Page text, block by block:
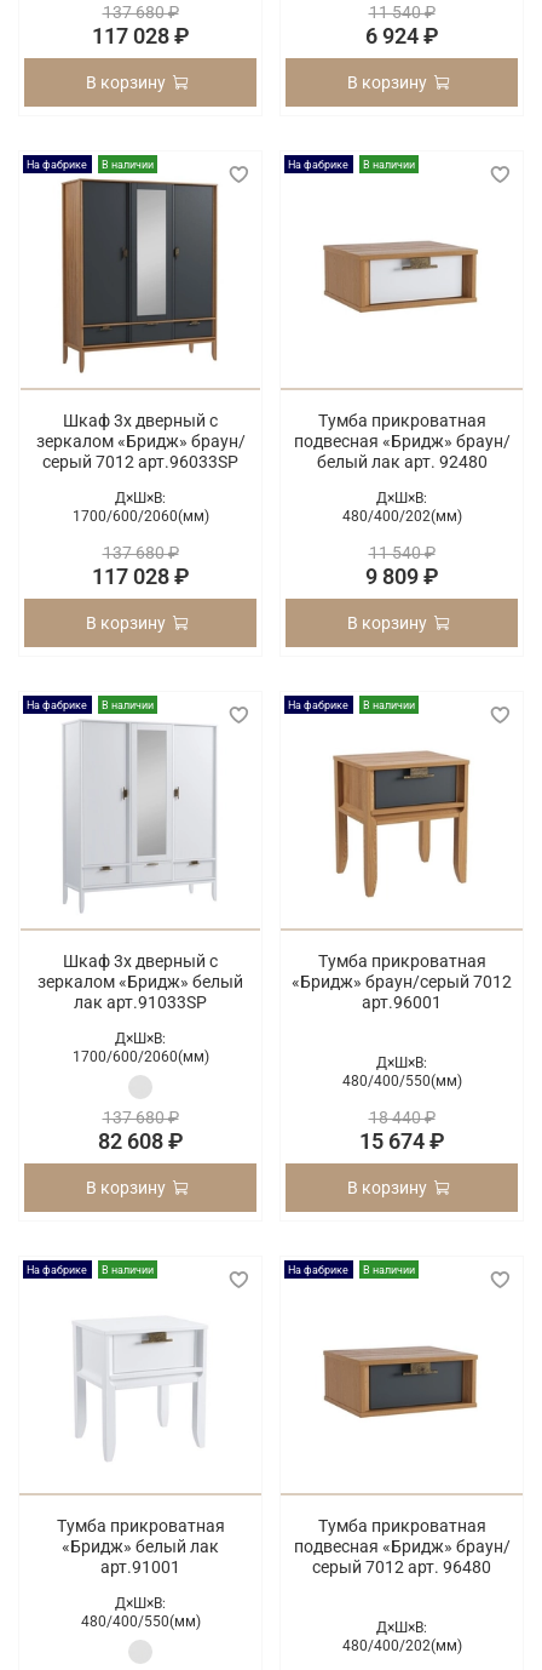
137 680 ₽
117 028 ₽
В корзину
11 540 ₽
6 924 ₽
В корзину
На фабрике В наличии
Шкаф 3х дверный с
зеркалом «Бридж» браун/
серый 7012 арт.96033SP
Д×Ш×В:
1700/600/2060(мм)
137 680 ₽
117 028 ₽
В корзину
На фабрике В наличии
Тумба прикроватная
подвесная «Бридж» браун/
белый лак арт. 92480
Д×Ш×В:
480/400/202(мм)
11 540 ₽
9 809 ₽
В корзину
На фабрике В наличии
Шкаф 3х дверный с
зеркалом «Бридж» белый
лак арт.91033SP
Д×Ш×В:
1700/600/2060(мм)
137 680 ₽
82 608 ₽
В корзину
На фабрике В наличии
Тумба прикроватная
«Бридж» браун/серый 7012
арт.96001
Д×Ш×В:
480/400/550(мм)
18 440 ₽
15 674 ₽
В корзину
На фабрике В наличии
Тумба прикроватная
«Бридж» белый лак
арт.91001
Д×Ш×В:
480/400/550(мм)
На фабрике В наличии
Тумба прикроватная
подвесная «Бридж» браун/
серый 7012 арт. 96480
Д×Ш×В:
480/400/202(мм)